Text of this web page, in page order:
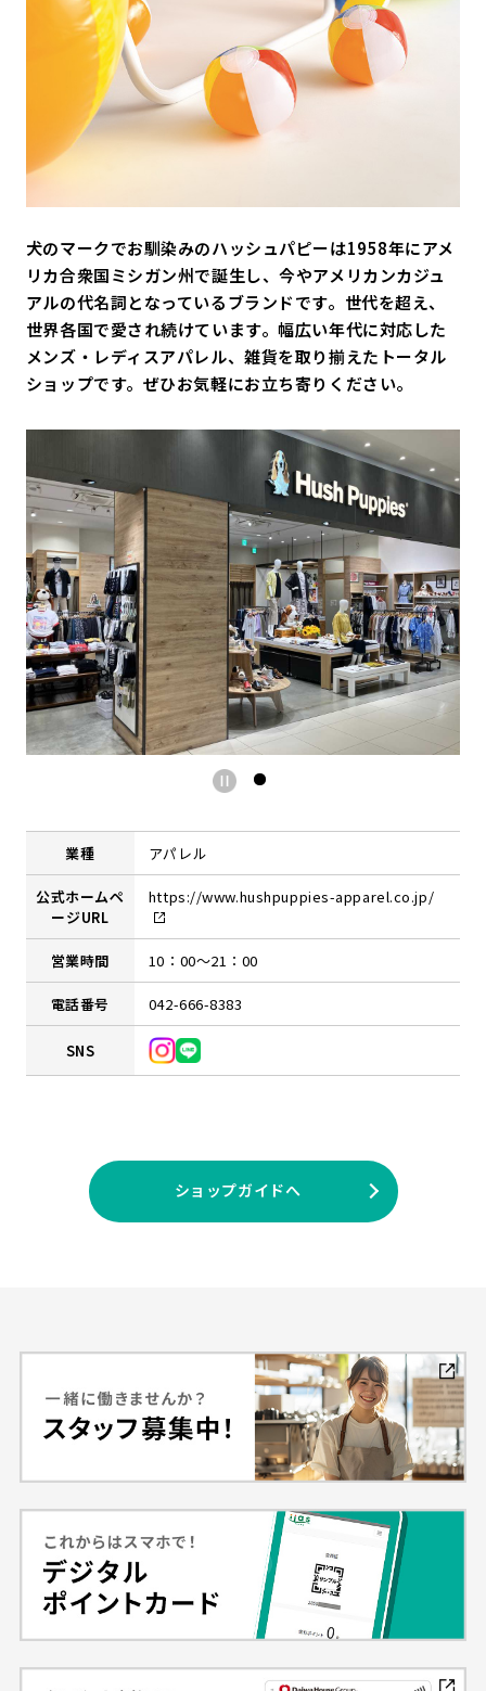
犬のマークでお馴染みのハッシュパピーは1958年にアメ
リカ合衆国ミシガン州で誕生し、今やアメリカンカジュ
アルの代名詞となっているブランドです。世代を超え、
世界各国で愛され続けています。幅広い年代に対応した
メンズ・レディスアパレル、雑貨を取り揃えたトータル
ショップです。ぜひお気軽にお立ち寄りください。
業種 アパレル
公式ホームペ
ージURL
https://www.hushpuppies-apparel.co.jp/
営業時間 10：00～21：00
電話番号 042-666-8383
SNS
ショップガイドへ